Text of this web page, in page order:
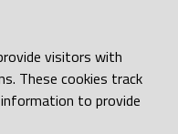
visitors with
These cookies track
to provide